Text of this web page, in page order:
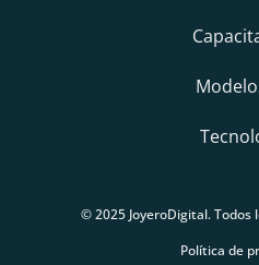
© 2025 JoyeroDigital. Todos
Política de